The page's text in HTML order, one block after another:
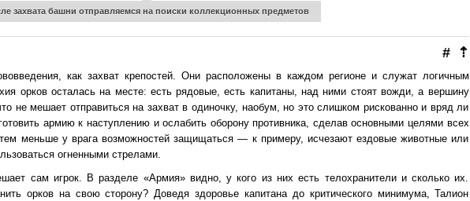
захвата башни отправляемся на поиски коллекционных предметов
⇡
#
как захват крепостей. Они расположены в каждом регионе и служат логичным
орков осталась на месте: есть рядовые, есть капитаны, над ними стоят вожди, а вершину
не мешает отправиться на захват в одиночку, наобум, но это слишком рискованно и вряд ли
армию к наступлению и ослабить оборону противника, сделав основными целями всех
меньше у врага возможностей защищаться — к примеру, исчезают ездовые животные или
огненными стрелами.
сам игрок. В разделе «Армия» видно, у кого из них есть телохранители и сколько их.
орков на свою сторону? Доведя здоровье капитана до критического минимума, Талион